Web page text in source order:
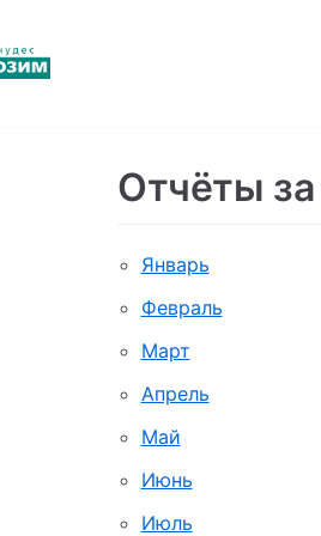
Отчёты
Январь
Февраль
Март
Апрель
Май
Июнь
Июль